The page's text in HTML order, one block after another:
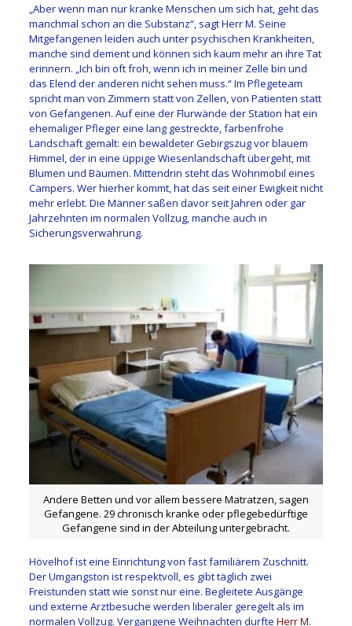
„Aber wenn man nur kranke Menschen um sich hat, geht das
manchmal schon an die Substanz“, sagt Herr M. Seine
Mitgefangenen leiden auch unter psychischen Krankheiten,
manche sind dement und können sich kaum mehr an ihre Tat
erinnern. „Ich bin oft froh, wenn ich in meiner Zelle bin und
das Elend der anderen nicht sehen muss.“ Im Pflegeteam
spricht man von Zimmern statt von Zellen, von Patienten statt
von Gefangenen. Auf eine der Flurwände der Station hat ein
ehemaliger Pfleger eine lang gestreckte, farbenfrohe
Landschaft gemalt: ein bewaldeter Gebirgszug vor blauem
Himmel, der in eine üppige Wiesenlandschaft übergeht, mit
Blumen und Bäumen. Mittendrin steht das Wohnmobil eines
Campers. Wer hierher kommt, hat das seit einer Ewigkeit nicht
mehr erlebt. Die Männer saßen davor seit Jahren oder gar
Jahrzehnten im normalen Vollzug, manche auch in
Sicherungsverwahrung.
Andere Betten und vor allem bessere Matratzen, sagen
Gefangene. 29 chronisch kranke oder pflege­bedürftige
Gefangene sind in der Abteilung untergebracht.
Hövelhof ist eine Einrichtung von fast familiärem Zuschnitt.
Der Umgangston ist respektvoll, es gibt täglich zwei
Freistunden statt wie sonst nur eine. Begleitete Ausgänge
und externe Arztbesuche werden liberaler geregelt als im
normalen Vollzug. Vergangene Weihnachten durfte Herr M.